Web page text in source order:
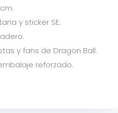
y sticker SE.
y fans de Dragon Ball.
reforzado.